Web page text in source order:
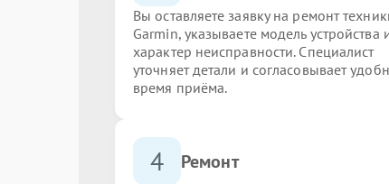
Вы оставляете заявку на ремонт
Garmin, указываете модель устройства
характер неисправности. Специалист
уточняет детали и согласовывает
время приёма.
4 Ремонт